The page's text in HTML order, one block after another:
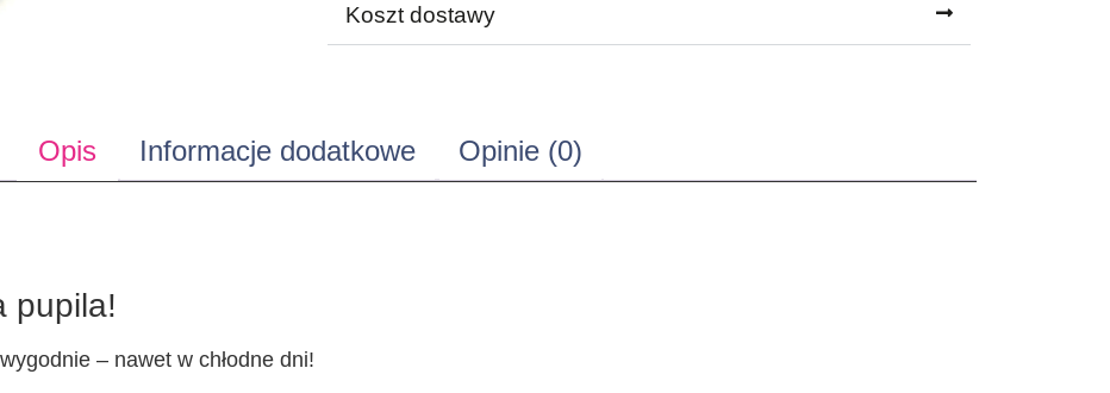
Koszt dostawy
Opis Informacje dodatkowe Opinie (0)
pupila!
– nawet w chłodne dni!